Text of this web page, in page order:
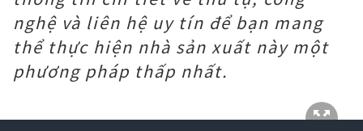
nghệ và liên hệ uy tín để bạn mang
thể thực hiện nhà sản xuất này một
phương pháp thấp nhất.